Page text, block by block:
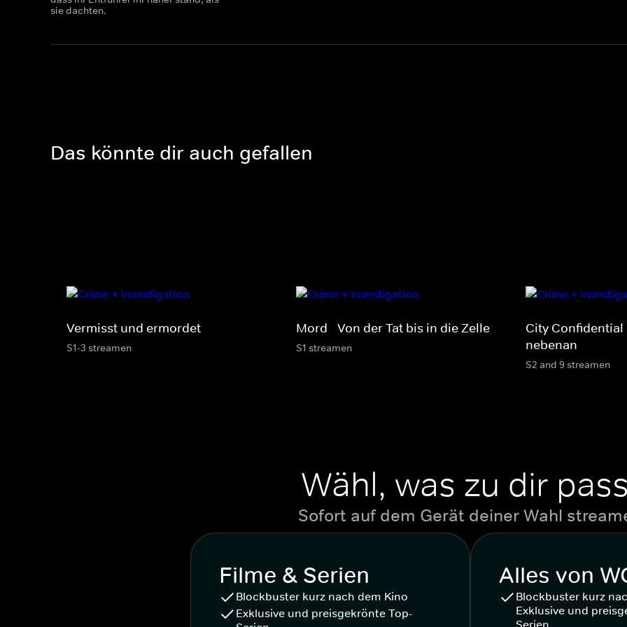
sie dachten.
Das könnte dir auch gefallen
Vermisst und ermordet
S1-3 streamen
Mord - Von der Tat bis in die Zelle
S1 streamen
City Confidential
nebenan
S2 and 9 streamen
Wähl, was zu dir
Sofort auf dem Gerät deiner Wahl
Filme & Serien
Blockbuster kurz nach dem Kino
Exklusive und preisgekrönte Top-
Alles von
Blockbuster kurz
Exklusive und
Serien.